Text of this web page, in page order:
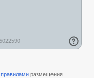
правилами размещения